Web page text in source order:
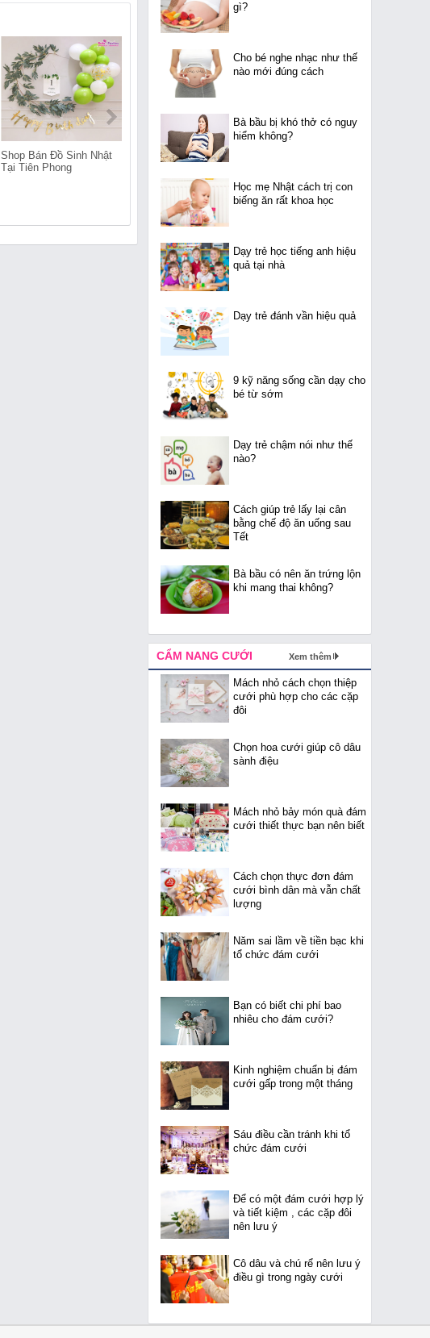
Shop Bán Đồ Sinh Nhật
Tại Tiên Phong
Shop Bán Đồ Sinh Nhật
gì?
Cho bé nghe nhạc như thế
nào mới đúng cách
Bà bầu bị khó thở có nguy
hiểm không?
Học mẹ Nhật cách trị con
biếng ăn rất khoa học
Dạy trẻ học tiếng anh hiệu
quả tại nhà
Dạy trẻ đánh vần hiệu quả
9 kỹ năng sống cần dạy cho
bé từ sớm
Dạy trẻ chậm nói như thế
nào?
Cách giúp trẻ lấy lại cân
bằng chế độ ăn uống sau
Tết
Bà bầu có nên ăn trứng lộn
khi mang thai không?
CẨM NANG CƯỚI Xem thêm
Mách nhỏ cách chọn thiệp
cưới phù hợp cho các cặp
đôi
Chọn hoa cưới giúp cô dâu
sành điệu
Mách nhỏ bảy món quà đám
cưới thiết thực bạn nên biết
Cách chọn thực đơn đám
cưới bình dân mà vẫn chất
lượng
Năm sai lầm về tiền bạc khi
tổ chức đám cưới
Bạn có biết chi phí bao
nhiêu cho đám cưới?
Kinh nghiệm chuẩn bị đám
cưới gấp trong một tháng
Sáu điều cần tránh khi tổ
chức đám cưới
Để có một đám cưới hợp lý
và tiết kiệm , các cặp đôi
nên lưu ý
Cô dâu và chú rể nên lưu ý
điều gì trong ngày cưới